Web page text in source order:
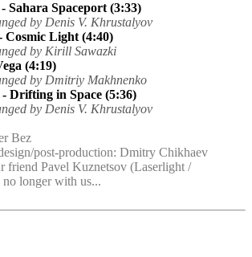
- Sahara Spaceport (3:33)
by Denis V. Khrustalyov
Cosmic Light (4:40)
by Kirill Sawazki
(4:19)
by Dmitriy Makhnenko
- Drifting in Space (5:36)
by Denis V. Khrustalyov
Bez
post-production: Dmitry Chikhaev
friend Pavel Kuznetsov (Laserlight /
longer with us...